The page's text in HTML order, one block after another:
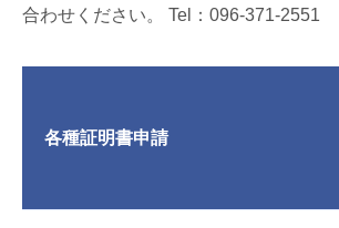
合わせください。 Tel：096-371-2551
各種証明書申請